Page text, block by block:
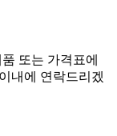
또는 가격표에
내에 연락드리겠